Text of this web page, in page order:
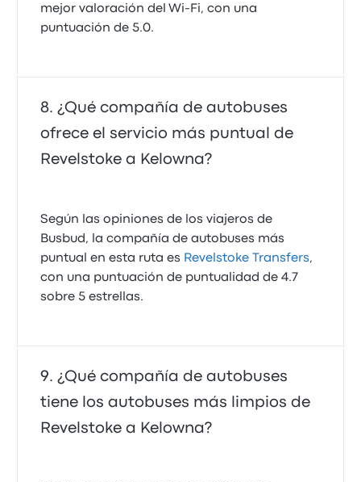
mejor valoración del Wi-Fi, con una
puntuación de 5.0.
¿Qué compañía de autobuses
ofrece el servicio más puntual de
Revelstoke a Kelowna?
Según las opiniones de los viajeros de
Busbud, la compañía de autobuses más
puntual en esta ruta es Revelstoke Transfers,
con una puntuación de puntualidad de 4.7
sobre 5 estrellas.
¿Qué compañía de autobuses
tiene los autobuses más limpios de
Revelstoke a Kelowna?